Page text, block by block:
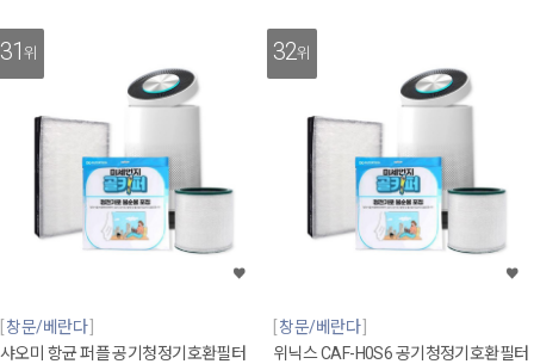
31위
창문/베란다
샤오미 항균 퍼플 공기청정기호환필터
32위
창문/베란다
위닉스 CAF-H0S6 공기청정기호환필터